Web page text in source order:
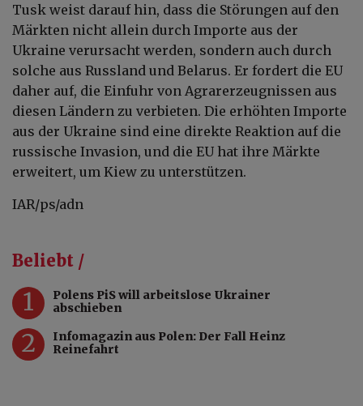
Tusk weist darauf hin, dass die Störungen auf den
Märkten nicht allein durch Importe aus der
Ukraine verursacht werden, sondern auch durch
solche aus Russland und Belarus. Er fordert die EU
daher auf, die Einfuhr von Agrarerzeugnissen aus
diesen Ländern zu verbieten. Die erhöhten Importe
aus der Ukraine sind eine direkte Reaktion auf die
russische Invasion, und die EU hat ihre Märkte
erweitert, um Kiew zu unterstützen.
IAR/ps/adn
Beliebt /
1
Polens PiS will arbeitslose Ukrainer
abschieben
2
Infomagazin aus Polen: Der Fall Heinz
Reinefahrt